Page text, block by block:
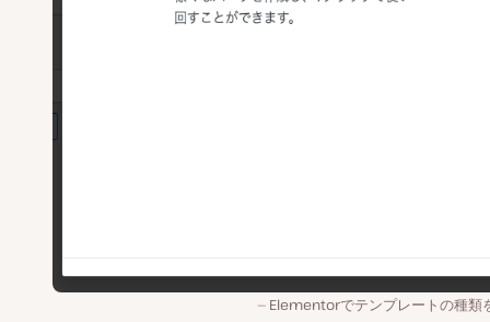
Elementorでテンプレートの種類